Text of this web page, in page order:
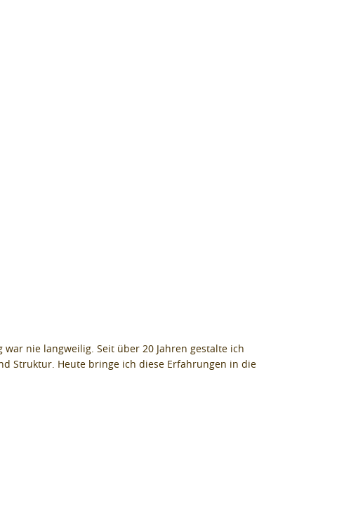
nie langweilig. Seit über 20 Jahren gestalte ich
Struktur. Heute bringe ich diese Erfahrungen in die